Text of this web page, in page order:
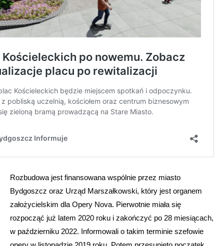
Rozbudowa jest finansowana wspólnie przez miasto
Bydgoszcz oraz Urząd Marszałkowski, który jest organem
założycielskim dla Opery Nova. Pierwotnie miała się
rozpocząć już latem 2020 roku i zakończyć po 28 miesiącach,
w październiku 2022. Informowali o takim terminie szefowie